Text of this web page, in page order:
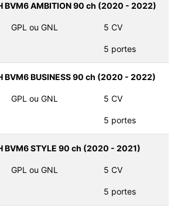
BVM6 AMBITION 90 ch (2020 - 2022)
GPL ou GNL 5 CV
5 portes
BVM6 BUSINESS 90 ch (2020 - 2022)
GPL ou GNL 5 CV
5 portes
BVM6 STYLE 90 ch (2020 - 2021)
GPL ou GNL 5 CV
5 portes